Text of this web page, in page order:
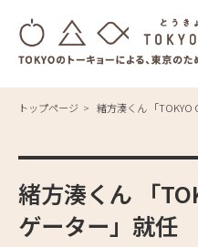
トップページ 緒方湊くん 「TOKYO
緒方湊くん 「
ゲーター」就任